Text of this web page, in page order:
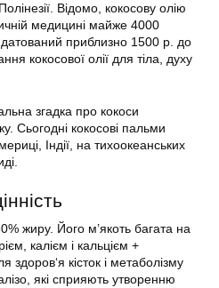
Відомо, кокосову олію
медицині майже 4000
датований приблизно 1500 р. до
кокосової олії для тіла, духу
згадка про кокоси
Сьогодні кокосові пальми
Індії, на тихоокеанських
жиру. Його м’якоть багата на
калієм і кальцієм +
кісток і метаболізму
які сприяють утворенню